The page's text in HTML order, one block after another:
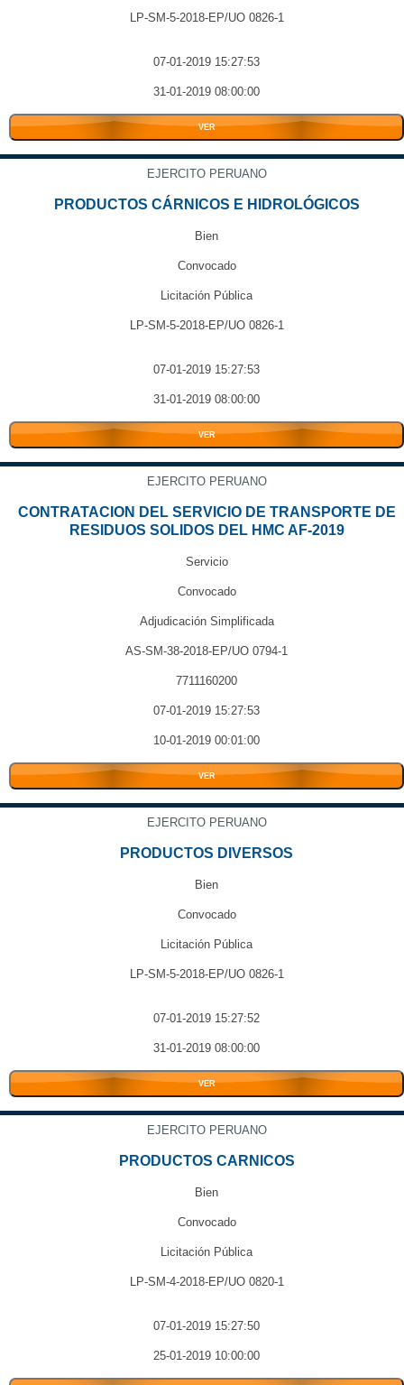
LP-SM-5-2018-EP/UO 0826-1
07-01-2019 15:27:53
31-01-2019 08:00:00
VER
EJERCITO PERUANO
PRODUCTOS CÁRNICOS E HIDROLÓGICOS
Bien
Convocado
Licitación Pública
LP-SM-5-2018-EP/UO 0826-1
07-01-2019 15:27:53
31-01-2019 08:00:00
VER
EJERCITO PERUANO
CONTRATACION DEL SERVICIO DE TRANSPORTE DE
RESIDUOS SOLIDOS DEL HMC AF-2019
Servicio
Convocado
Adjudicación Simplificada
AS-SM-38-2018-EP/UO 0794-1
7711160200
07-01-2019 15:27:53
10-01-2019 00:01:00
VER
EJERCITO PERUANO
PRODUCTOS DIVERSOS
Bien
Convocado
Licitación Pública
LP-SM-5-2018-EP/UO 0826-1
07-01-2019 15:27:52
31-01-2019 08:00:00
VER
EJERCITO PERUANO
PRODUCTOS CARNICOS
Bien
Convocado
Licitación Pública
LP-SM-4-2018-EP/UO 0820-1
07-01-2019 15:27:50
25-01-2019 10:00:00